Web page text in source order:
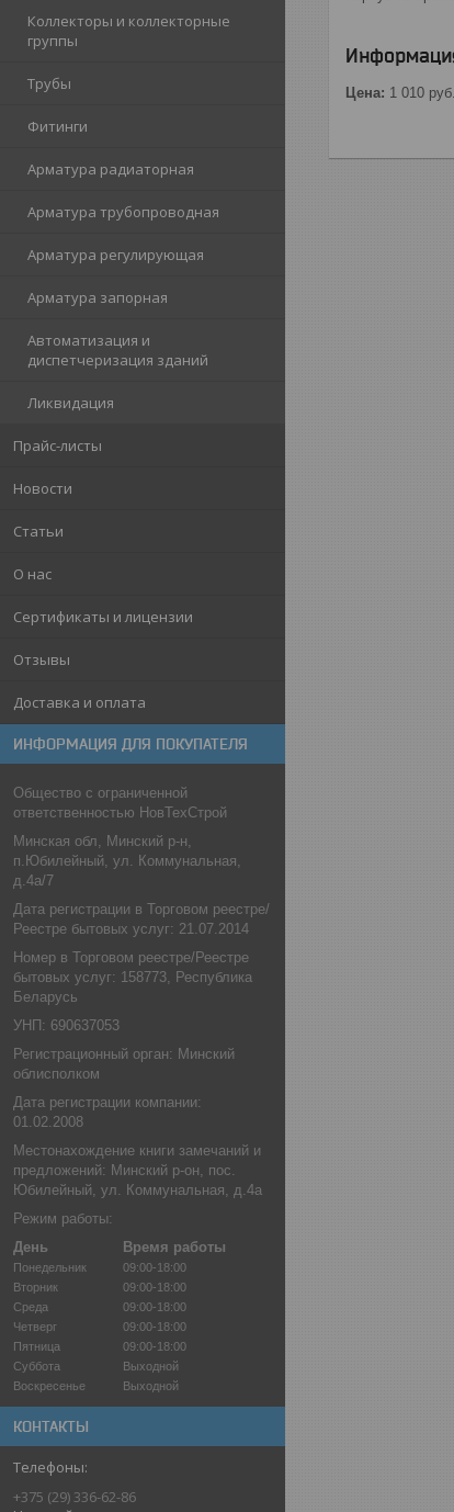
Коллекторы и коллекторные
группы
Трубы
Фитинги
Арматура радиаторная
Арматура трубопроводная
Арматура регулирующая
Арматура запорная
Автоматизация и
диспетчеризация зданий
Ликвидация
Прайс-листы
Новости
Статьи
О нас
Сертификаты и лицензии
Отзывы
Доставка и оплата
ИНФОРМАЦИЯ ДЛЯ ПОКУПАТЕЛЯ
Общество с ограниченной
ответственностью НовТехСтрой
Минская обл, Минский р-н,
п.Юбилейный, ул. Коммунальная,
д.4а/7
Дата регистрации в Торговом реестре/
Реестре бытовых услуг: 21.07.2014
Номер в Торговом реестре/Реестре
бытовых услуг: 158773, Республика
Беларусь
УНП: 690637053
Регистрационный орган: Минский
облисполком
Дата регистрации компании:
01.02.2008
Местонахождение книги замечаний и
предложений: Минский р-он, пос.
Юбилейный, ул. Коммунальная, д.4а
Режим работы:
День
Время работы
Понедельник
09:00-18:00
Вторник
09:00-18:00
Среда
09:00-18:00
Четверг
09:00-18:00
Пятница
09:00-18:00
Суббота
Выходной
Воскресенье
Выходной
КОНТАКТЫ
+375 (29) 336-62-86
Цена: 1 010 руб.